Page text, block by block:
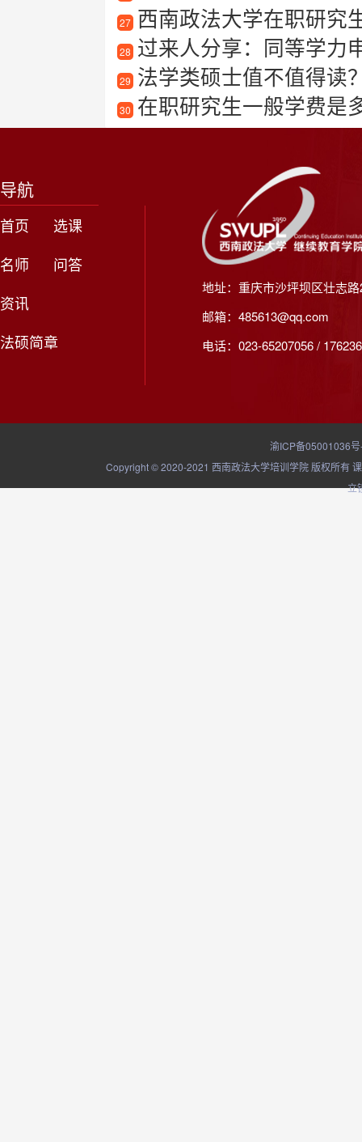
27 西南政法大学在职研究生
28 过来人分享：同等学力申硕培
29 法学类硕士值不值得读
30 在职研究生一般学费是
导航
首页
选课
名师
问答
资讯
法硕简章
地址：重庆市沙坪坝区壮志
邮箱：485613@qq.com
电话：023-65207056 /
渝ICP备05001036
Copyright © 2020-2021 西南政法大学培训学院 版权所有
立